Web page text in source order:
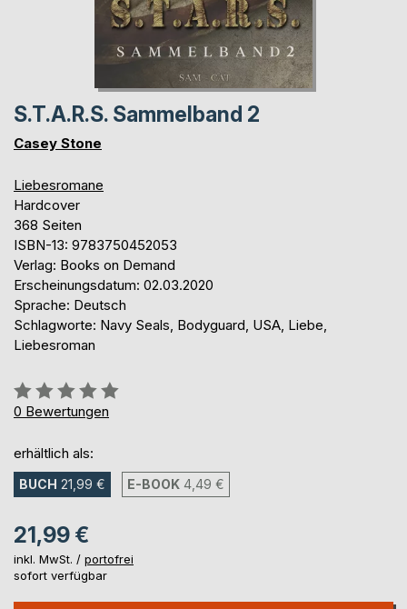
S.T.A.R.S. Sammelband 2
Casey Stone
Liebesromane
Hardcover
368 Seiten
ISBN-13: 9783750452053
Verlag: Books on Demand
Erscheinungsdatum: 02.03.2020
Sprache: Deutsch
Schlagworte: Navy Seals, Bodyguard, USA, Liebe,
Liebesroman
Bewertung::
0%
0 Bewertungen
erhältlich als:
BUCH 21,99 € E-BOOK 4,49 €
21,99 €
inkl. MwSt. / portofrei
sofort verfügbar